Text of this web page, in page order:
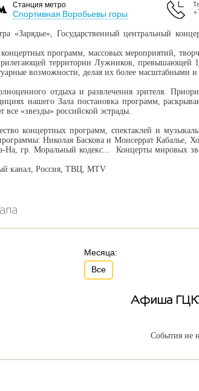
Станция метро
Спортивная Воробьевы горы
«Зарядье», Государственный центральный
программ, массовых мероприятий,
территории Лужников, превышающей
возможности, делая их более масштабными
отдыха и развлечения зрителя.
нашего Зала постановка программ,
«звезды» российской эстрады.
концертных программ, спектаклей и
Николая Баскова и Монсеррат
гр. Моральный кодекс... Концерты мировых
канал, Россия, ТВЦ, MTV
Месяца:
Все
Афиша
События не